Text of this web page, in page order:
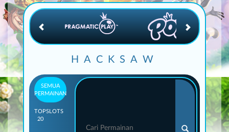
HACKSAW
SEMUA
PERMAINAN
TOP
20
SLOTS